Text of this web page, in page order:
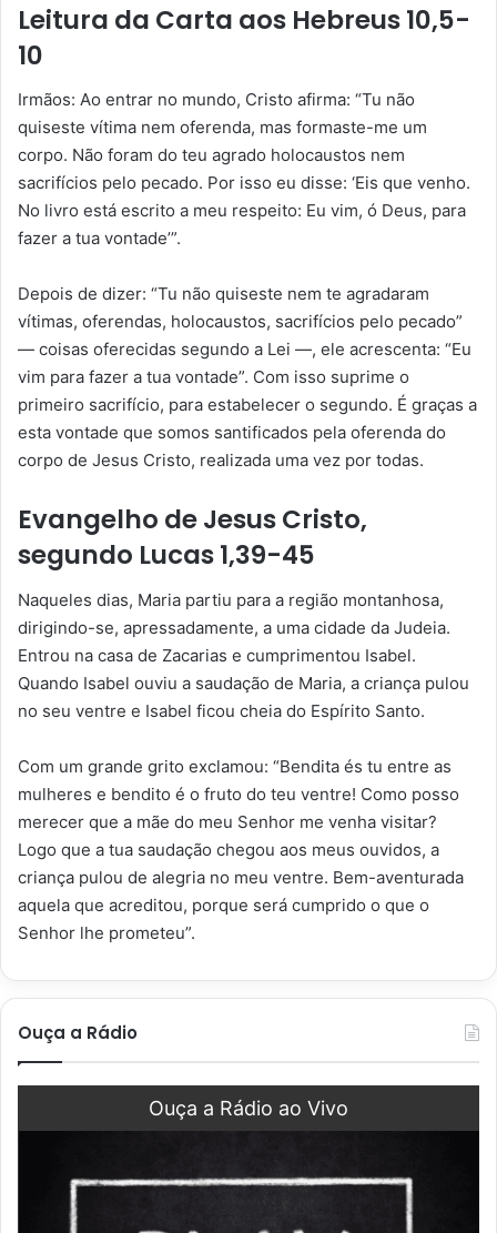
Leitura da Carta aos Hebreus 10,5-
10
Irmãos: Ao entrar no mundo, Cristo afirma: “Tu não
quiseste vítima nem oferenda, mas formaste-me um
corpo. Não foram do teu agrado holocaustos nem
sacrifícios pelo pecado. Por isso eu disse: ‘Eis que venho.
No livro está escrito a meu respeito: Eu vim, ó Deus, para
fazer a tua vontade’”.
Depois de dizer: “Tu não quiseste nem te agradaram
vítimas, oferendas, holocaustos, sacrifícios pelo pecado”
— coisas oferecidas segundo a Lei —, ele acrescenta: “Eu
vim para fazer a tua vontade”. Com isso suprime o
primeiro sacrifício, para estabelecer o segundo. É graças a
esta vontade que somos santificados pela oferenda do
corpo de Jesus Cristo, realizada uma vez por todas.
Evangelho de Jesus Cristo,
segundo Lucas 1,39-45
Naqueles dias, Maria partiu para a região montanhosa,
dirigindo-se, apressadamente, a uma cidade da Judeia.
Entrou na casa de Zacarias e cumprimentou Isabel.
Quando Isabel ouviu a saudação de Maria, a criança pulou
no seu ventre e Isabel ficou cheia do Espírito Santo.
Com um grande grito exclamou: “Bendita és tu entre as
mulheres e bendito é o fruto do teu ventre! Como posso
merecer que a mãe do meu Senhor me venha visitar?
Logo que a tua saudação chegou aos meus ouvidos, a
criança pulou de alegria no meu ventre. Bem-aventurada
aquela que acreditou, porque será cumprido o que o
Senhor lhe prometeu”.
Ouça a Rádio
Ouça a Rádio ao Vivo